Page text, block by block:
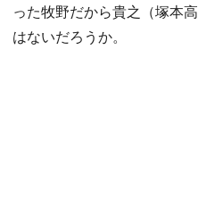
った牧野だから貴之（塚本
はないだろうか。